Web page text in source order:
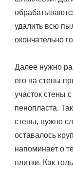
удалить всю
окончательно
Далее нужно
его на стены
участок стены
пенопласта.
стены, нужно
оставалось
напоминает о
плитки. Как